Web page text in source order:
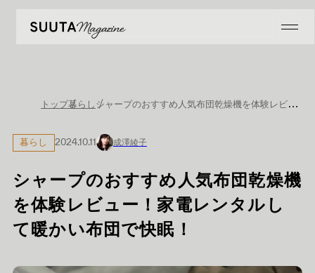
トップ暮らし シャープのおすすめ人気布団乾燥機を体験レビュー！家電レンタルして暖かい布団で快眠！
暮らし 2024.10.11 成澤綾子
シャープのおすすめ人気布団乾燥機
を体験レビュー！家電レンタルし
て暖かい布団で快眠！